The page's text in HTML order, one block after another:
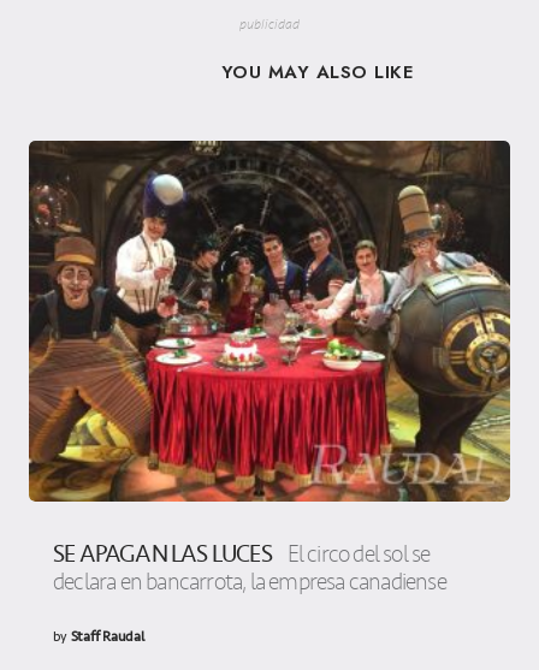
publicidad
YOU MAY ALSO LIKE
SE APAGAN LAS LUCES El circo del sol se
declara en bancarrota, la empresa canadiense
byStaff Raudal